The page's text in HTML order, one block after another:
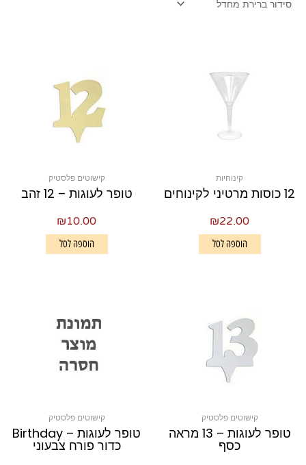
קינוחיות
12 כוסות מרטיני לקינוחים
₪22.00
הוספה לסל
קישוטים פלסטיק
טופר לעוגות – 12 זהב
₪10.00
הוספה לסל
קישוטים פלסטיק
טופר לעוגות – 13 מראה
כסף
קישוטים פלסטיק
טופר לעוגות – Birthday
כדור פורח צבעוני